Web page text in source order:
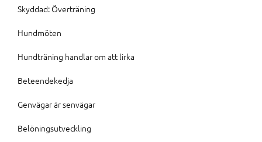
Skyddad: Överträning
Hundmöten
Hundträning handlar om att lirka
Beteendekedja
Genvägar är senvägar
Belöningsutveckling